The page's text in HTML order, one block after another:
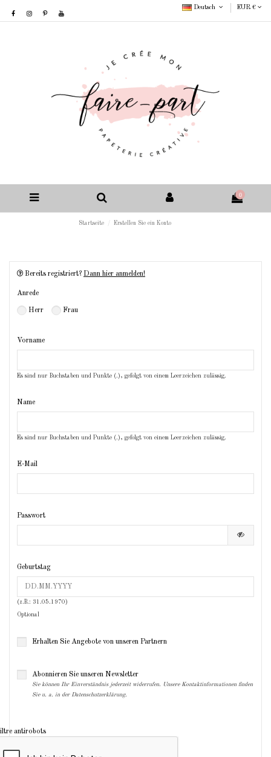
Deutsch EUR €
0
Startseite Erstellen Sie ein Konto
Bereits registriert? Dann hier anmelden!
Anrede
Herr Frau
Vorname
Es sind nur Buchstaben und Punkte (.), gefolgt von einem Leerzeichen zulässig.
Name
Es sind nur Buchstaben und Punkte (.), gefolgt von einem Leerzeichen zulässig.
E-Mail
Passwort
Geburtstag
(z.B.: 31.05.1970)
Optional
Erhalten Sie Angebote von unseren Partnern
Abonnieren Sie unseren Newsletter
Sie können Ihr Einverständnis jederzeit widerrufen. Unsere Kontaktinformationen finden
Sie u. a. in der Datenschutzerklärung.